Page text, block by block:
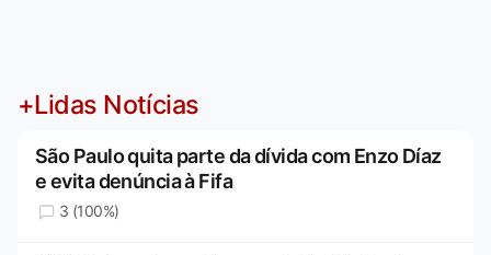
+Lidas Notícias
São Paulo quita parte da dívida com Enzo Díaz
e evita denúncia à Fifa
3 (100%)